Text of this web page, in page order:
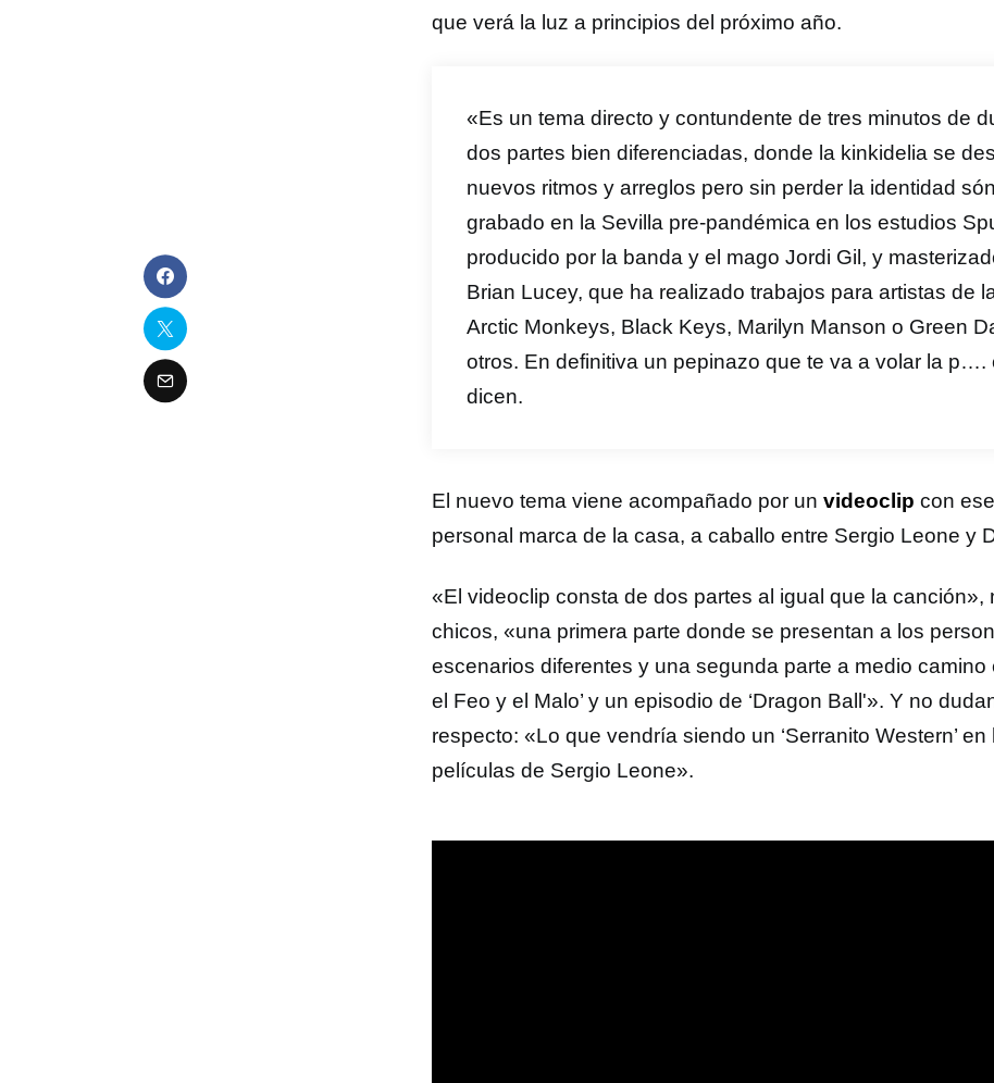
que verá la luz a principios del próximo año.
«Es un tema directo y contundente de tres minutos de
dos partes bien diferenciadas, donde la kinkidelia se
nuevos ritmos y arreglos pero sin perder la identidad
grabado en la Sevilla pre-pandémica en los estudios
producido por la banda y el mago Jordi Gil, y
Brian Lucey, que ha realizado trabajos para artistas de
Arctic Monkeys, Black Keys, Marilyn Manson o Green
otros. En definitiva un pepinazo que te va a volar la p….
dicen.
El nuevo tema viene acompañado por un videoclip con
personal marca de la casa, a caballo entre Sergio Leone y
«El videoclip consta de dos partes al igual que la canción»,
chicos, «una primera parte donde se presentan a los
escenarios diferentes y una segunda parte a medio camino
el Feo y el Malo’ y un episodio de ‘Dragon Ball'». Y no
respecto: «Lo que vendría siendo un ‘Serranito Western’
películas de Sergio Leone».